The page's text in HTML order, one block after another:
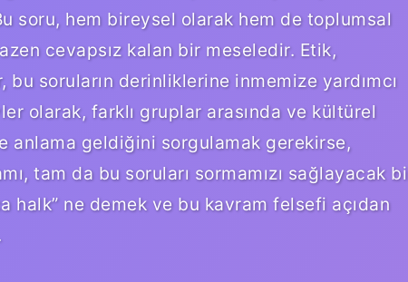
soru, hem bireysel olarak hem de toplumsal
cevapsız kalan bir meseledir. Etik,
soruların derinliklerine inmemize yardımcı
olarak, farklı gruplar arasında ve kültürel
anlama geldiğini sorgulamak gerekirse,
tam da bu soruları sormamızı sağlayacak
halk” ne demek ve bu kavram felsefi açıdan